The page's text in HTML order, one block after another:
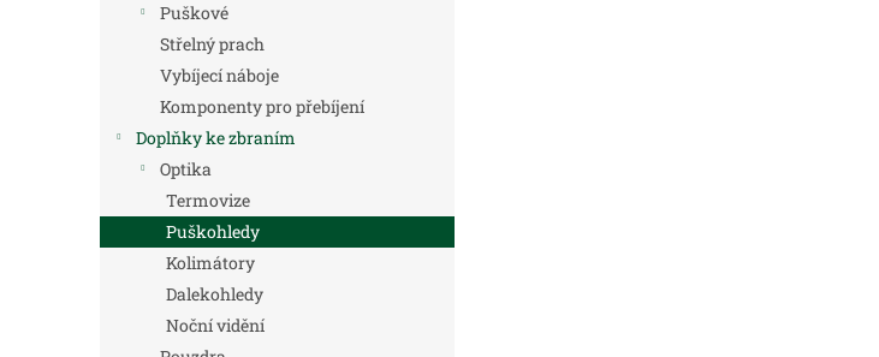
Puškové
Střelný prach
Vybíjecí náboje
Komponenty pro přebíjení
Doplňky ke zbraním
Optika
Termovize
Puškohledy
Kolimátory
Dalekohledy
Noční vidění